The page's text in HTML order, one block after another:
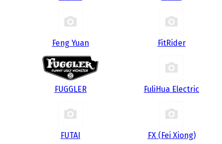
Feng Yuan FitRider
FUGGLER FuliHua Electric
FUTAI FX (Fei Xiong)